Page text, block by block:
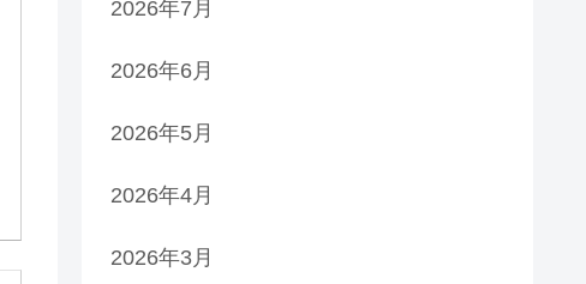
2026年7月
2026年6月
2026年5月
2026年4月
2026年3月